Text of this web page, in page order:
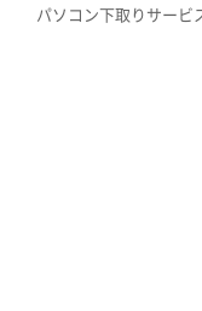
パソコン下取りサービ